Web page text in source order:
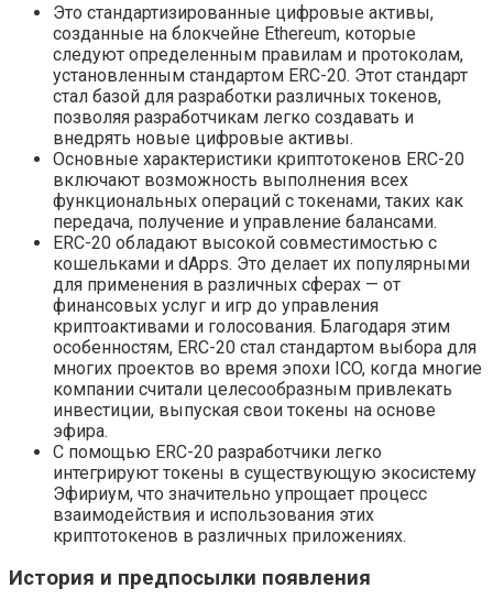
Это стандартизированные цифровые активы,
созданные на блокчейне Ethereum, которые
следуют определенным правилам и протоколам,
установленным стандартом ERC-20. Этот стандарт
стал базой для разработки различных токенов,
позволяя разработчикам легко создавать и
внедрять новые цифровые активы.
Основные характеристики криптотокенов ERC-20
включают возможность выполнения всех
функциональных операций с токенами, таких как
передача, получение и управление балансами.
ERC-20 обладают высокой совместимостью с
кошельками и dApps. Это делает их популярными
для применения в различных сферах — от
финансовых услуг и игр до управления
криптоактивами и голосования. Благодаря этим
особенностям, ERC-20 стал стандартом выбора для
многих проектов во время эпохи ICO, когда многие
компании считали целесообразным привлекать
инвестиции, выпуская свои токены на основе
эфира.
С помощью ERC-20 разработчики легко
интегрируют токены в существующую экосистему
Эфириум, что значительно упрощает процесс
взаимодействия и использования этих
криптотокенов в различных приложениях.
История и предпосылки появления